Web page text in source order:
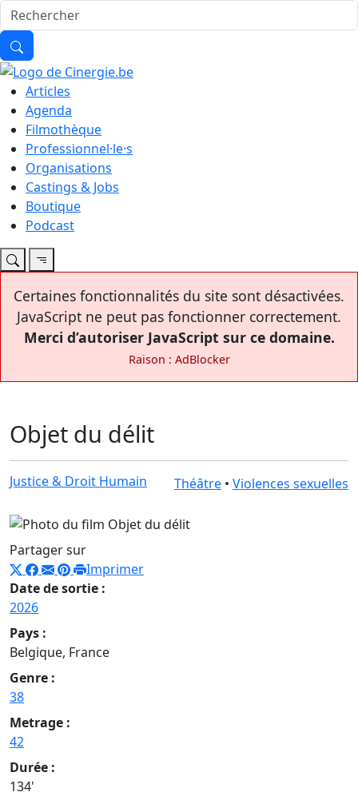
Articles
Agenda
Filmothèque
Professionnel·le·s
Organisations
Castings & Jobs
Boutique
Podcast
Certaines fonctionnalités du site sont désactivées.
JavaScript ne peut pas fonctionner correctement.
Merci d’autoriser JavaScript sur ce domaine.
Raison : AdBlocker
Objet du délit
Justice & Droit Humain Théâtre • Violences sexuelles
Partager sur
Imprimer
Date de sortie :
2026
Pays :
Belgique, France
Genre :
38
Metrage :
42
Durée :
134'